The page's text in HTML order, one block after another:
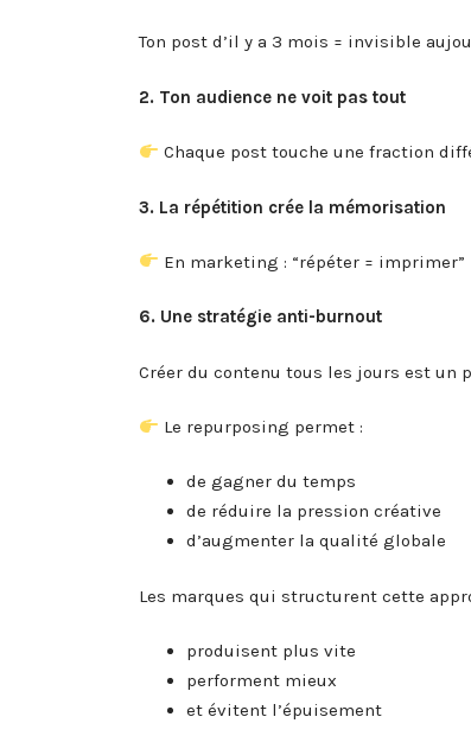
Ton post d’il y a 3 mois = invisible
2. Ton audience ne voit pas tout
Chaque post touche une fraction
3. La répétition crée la mémorisation
En marketing : “répéter = imprimer”
6. Une stratégie anti-burnout
Créer du contenu tous les jours est un
Le repurposing permet :
de gagner du temps
de réduire la pression créative
d’augmenter la qualité globale
Les marques qui structurent cette
produisent plus vite
performent mieux
et évitent l’épuisement